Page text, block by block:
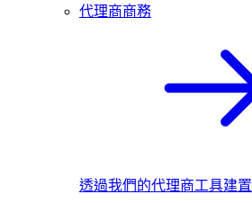
代理商商務
透過我們的代理商工具建置